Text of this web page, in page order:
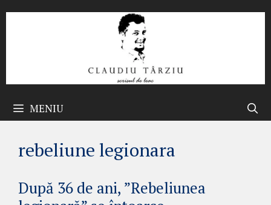
MENIU
rebeliune legionara
După 36 de ani, ”Rebeliunea